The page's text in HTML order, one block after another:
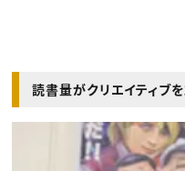
読書量がクリエイティブ